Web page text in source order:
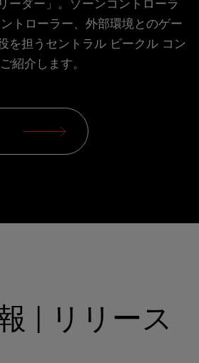
ーダー」。ゾーンコントローラ
トローラー、外部環境とのゲー
を担うセントラル ビークル コン
紹介します。
| リリース